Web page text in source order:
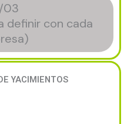
03
definir con cada
YACIMIENTOS